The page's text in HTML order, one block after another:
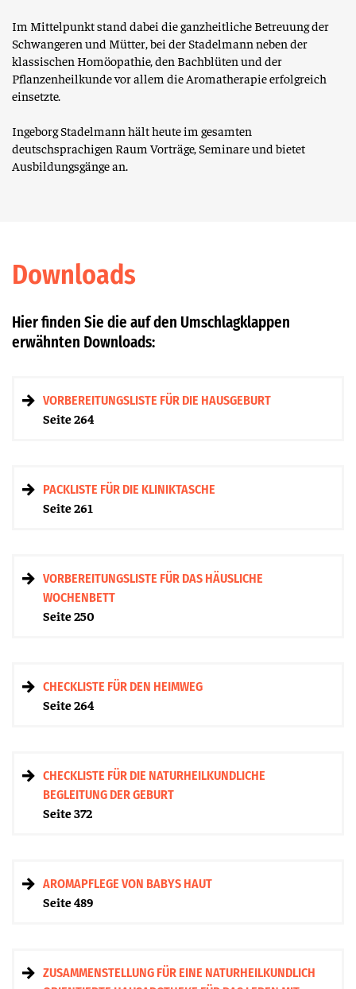
Im Mittelpunkt stand dabei die ganzheitliche Betreuung der
Schwangeren und Mütter, bei der Stadelmann neben der
klassischen Homöopathie, den Bachblüten und der
Pflanzenheilkunde vor allem die Aromatherapie erfolgreich
einsetzte.
Ingeborg Stadelmann hält heute im gesamten
deutschsprachigen Raum Vorträge, Seminare und bietet
Ausbildungsgänge an.
Down­loads
Hier finden Sie die auf den Umschlagklappen
erwähnten Downloads:
VORBEREITUNGSLISTE FÜR DIE HAUSGEBURT
Seite 264
PACKLISTE FÜR DIE KLINIKTASCHE
Seite 261
VORBEREITUNGSLISTE FÜR DAS HÄUSLICHE
WOCHENBETT
Seite 250
CHECKLISTE FÜR DEN HEIMWEG
Seite 264
CHECKLISTE FÜR DIE NATURHEIL­KUNDLICHE
BEGLEITUNG DER GEBURT
Seite 372
AROMAPFLEGE VON BABYS HAUT
Seite 489
ZUSAMMENSTELLUNG FÜR EINE NATURHEILKUNDLICH